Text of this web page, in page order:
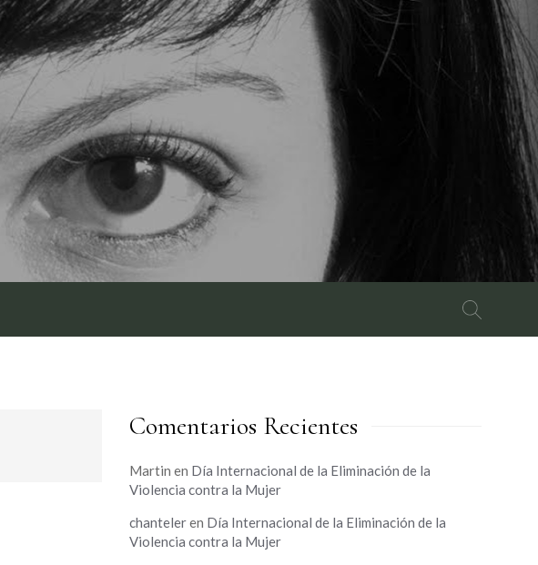
Comentarios Recientes
Martin en Día Internacional de la Eliminación de la
Violencia contra la Mujer
chanteleren Día Internacional de la Eliminación de la
Violencia contra la Mujer